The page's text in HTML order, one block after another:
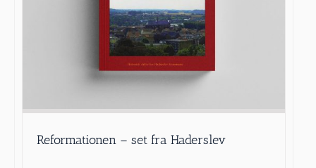
Reformationen – set fra Haderslev